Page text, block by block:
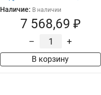
Наличие: В наличии
7 568,69 ₽
– +
В корзину